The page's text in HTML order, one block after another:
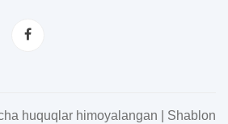
huquqlar himoyalangan | Shablon